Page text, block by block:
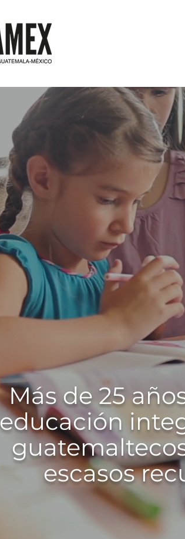
Más de 25
educación
escasos